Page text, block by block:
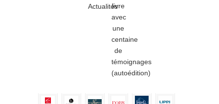
Actualitéslivre
avec
une
centaine
de
témoignages
(autoédition)